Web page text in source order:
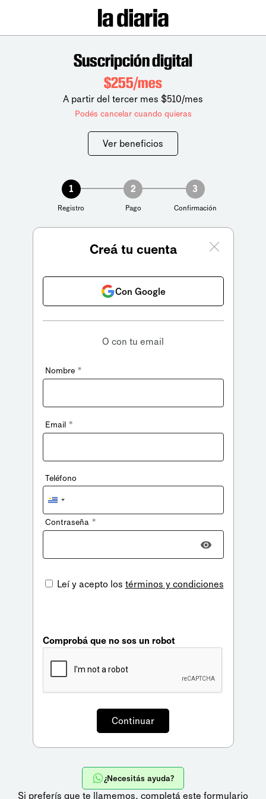
Suscripción digital
$255/mes
A partir del tercer mes $510/mes
Podés cancelar cuando quieras
Ver beneficios
1
Registro
2
Pago
3
Confirmación
Creá tu cuenta
Con Google
O con tu email
Nombre *
Email *
Teléfono
Uruguay
+598
Contraseña *
Leí y acepto los términos y condiciones
Comprobá que no sos un robot
¿Necesitás ayuda?
Si preferís que te llamemos, completá este formulario